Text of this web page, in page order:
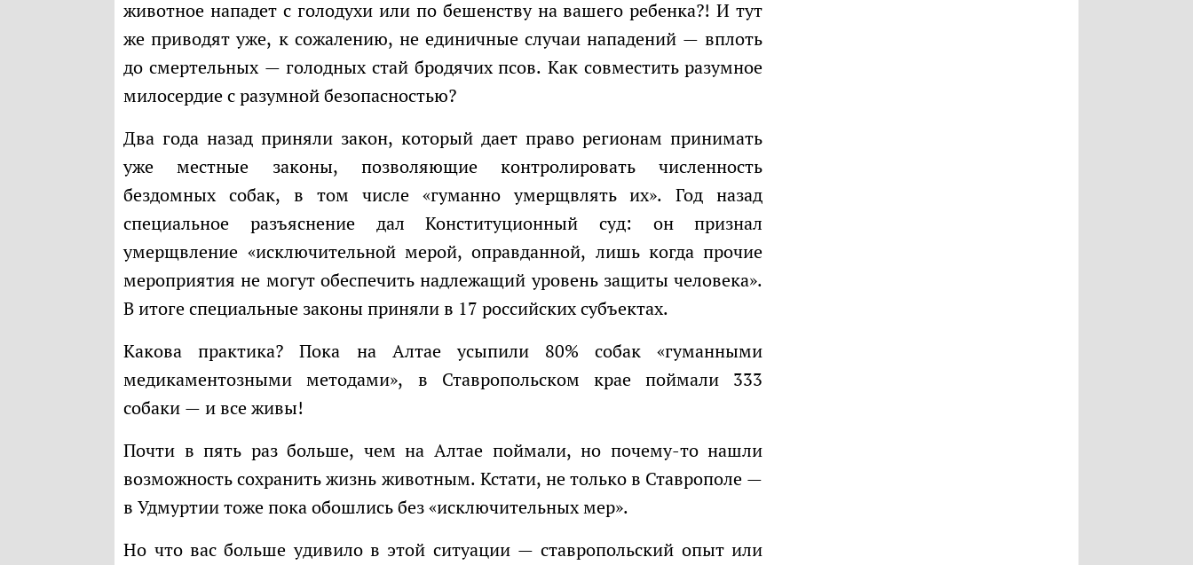
животное нападет с голодухи или по бешенству на вашего ребенка?! И тут
же приводят уже, к сожалению, не единичные случаи нападений — вплоть
до смертельных — голодных стай бродячих псов. Как совместить разумное
милосердие с разумной безопасностью?
Два года назад приняли закон, который дает право регионам принимать
уже местные законы, позволяющие контролировать численность
бездомных собак, в том числе «гуманно умерщвлять их». Год назад
специальное разъяснение дал Конституционный суд: он признал
умерщвление «исключительной мерой, оправданной, лишь когда прочие
мероприятия не могут обеспечить надлежащий уровень защиты человека».
В итоге специальные законы приняли в 17 российских субъектах.
Какова практика? Пока на Алтае усыпили 80% собак «гуманными
медикаментозными методами», в Ставропольском крае поймали 333
собаки — и все живы!
Почти в пять раз больше, чем на Алтае поймали, но почему-то нашли
возможность сохранить жизнь животным. Кстати, не только в Ставрополе —
в Удмуртии тоже пока обошлись без «исключительных мер».
Но что вас больше удивило в этой ситуации — ставропольский опыт или